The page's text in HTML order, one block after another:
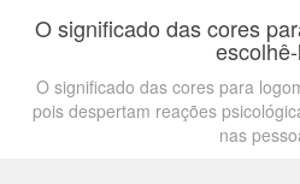
O significado das cores
O significado das cores para
pois despertam reações
nas